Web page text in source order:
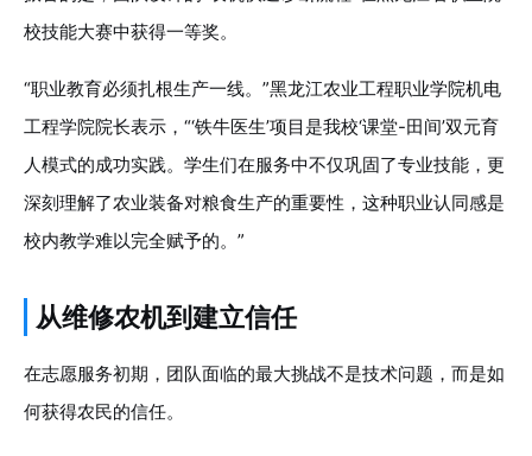
校技能大赛中获得一等奖。
“职业教育必须扎根生产一线。”黑龙江农业工程职业学院机电
工程学院院长表示，“‘铁牛医生’项目是我校‘课堂-田间’双元育
人模式的成功实践。学生们在服务中不仅巩固了专业技能，更
深刻理解了农业装备对粮食生产的重要性，这种职业认同感是
校内教学难以完全赋予的。”
从维修农机到建立信任
在志愿服务初期，团队面临的最大挑战不是技术问题，而是如
何获得农民的信任。